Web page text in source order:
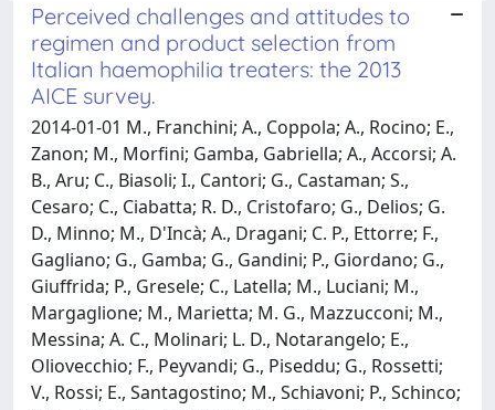
Perceived challenges and attitudes to
regimen and product selection from
Italian haemophilia treaters: the 2013
AICE survey.
2014-01-01 M., Franchini; A., Coppola; A., Rocino; E.,
Zanon; M., Morfini; Gamba, Gabriella; A., Accorsi; A.
B., Aru; C., Biasoli; I., Cantori; G., Castaman; S.,
Cesaro; C., Ciabatta; R. D., Cristofaro; G., Delios; G.
D., Minno; M., D'Incà; A., Dragani; C. P., Ettorre; F.,
Gagliano; G., Gamba; G., Gandini; P., Giordano; G.,
Giuffrida; P., Gresele; C., Latella; M., Luciani; M.,
Margaglione; M., Marietta; M. G., Mazzucconi; M.,
Messina; A. C., Molinari; L. D., Notarangelo; E.,
Oliovecchio; F., Peyvandi; G., Piseddu; G., Rossetti;
V., Rossi; E., Santagostino; M., Schiavoni; P., Schinco;